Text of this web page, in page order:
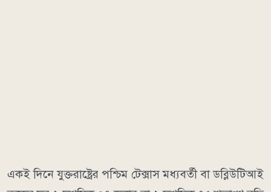
একই দিনে যুক্তরাষ্ট্রের পশ্চিম টেক্সাস মধ্যবর্তী বা ডব্লিউটিআই